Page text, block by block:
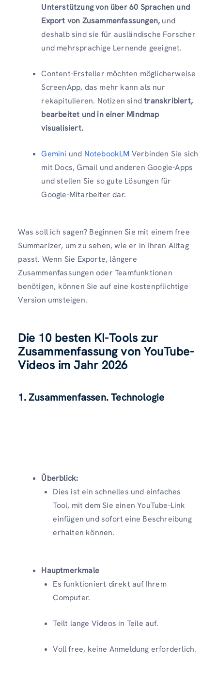
Unterstützung von über 60 Sprachen und
Export von Zusammenfassungen, und
deshalb sind sie für ausländische Forscher
und mehrsprachige Lernende geeignet.
Content-Ersteller möchten möglicherweise
ScreenApp, das mehr kann als nur
rekapitulieren. Notizen sindtranskribiert,
bearbeitet und in einer Mindmap
visualisiert.
Gemini und NotebookLM Verbinden Sie sich
mit Docs, Gmail und anderen Google-Apps
und stellen Sie so gute Lösungen für
Google-Mitarbeiter dar.
Was soll ich sagen? Beginnen Sie mit einem free
Summarizer, um zu sehen, wie er in Ihren Alltag
passt. Wenn Sie Exporte, längere
Zusammenfassungen oder Teamfunktionen
benötigen, können Sie auf eine kostenpflichtige
Version umsteigen.
Die 10 besten KI-Tools zur
Zusammenfassung von YouTube-
Videos im Jahr 2026
1. Zusammenfassen. Technologie
Überblick:
Dies ist ein schnelles und einfaches
Tool, mit dem Sie einen YouTube-Link
einfügen und sofort eine Beschreibung
erhalten können.
Hauptmerkmale
Es funktioniert direkt auf Ihrem
Computer.
Teilt lange Videos in Teile auf.
Voll free, keine Anmeldung erforderlich.